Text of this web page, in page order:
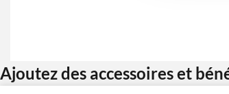
Ajoutez des accessoires et